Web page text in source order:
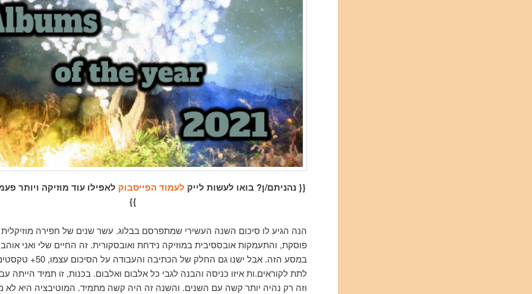
{{ נהניתם/ן? בואו לעשות לייק לעמוד הפייסבוק לאפילו עוד מוזיקה ויותר
}}
הנה הגיע לו סיכום השנה העשירי שמתפרסם בבלוג. עשר שנים של חפירה
פוסקת, והתעמקות אובססיבית במוזיקה נידחת ואובסקורית. זה החיים שלי ואני
במסע הזה. אבל ישנו גם החלק של
לתת לקוראים.ות איזו כניסה והבנה לגבי כל אלבום ואלבום. בכנות, זו תמיד הייתה
וזה רק נהיה יותר קשה עם השנים. והשנה זה היה קשה מתמיד. המוטיבציה היא לא